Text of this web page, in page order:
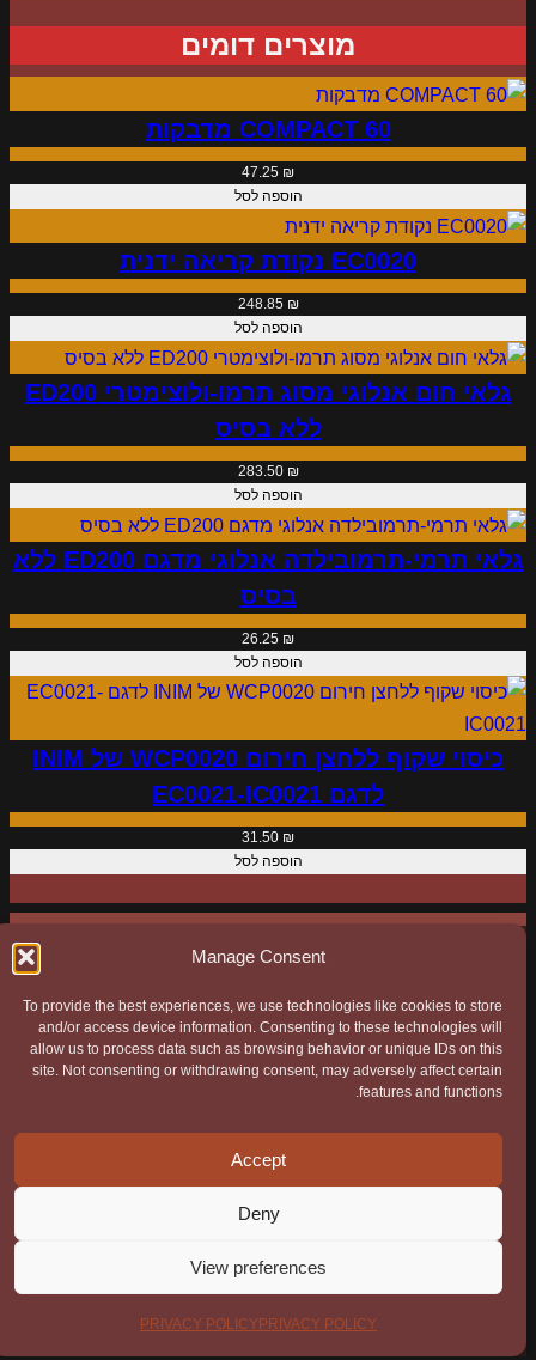
Manage Consent
To provide the best experiences, we use technologies like cookies to store
and/or access device information. Consenting to these technologies will
allow us to process data such as browsing behavior or unique IDs on this
site. Not consenting or withdrawing consent, may adversely affect certain
features and functions.
Accept
Deny
View preferences
PRIVACY POLICY
PRIVACY POLICY
א
פ
י
א
נ
ו
ג
י
ל
א
ס
י
ס
ו
ק
מוצרים דומים
COMPACT 60 מדבקות
47.25 ₪
הוספה לסל
EC0020 נקודת קריאה ידנית
248.85 ₪
הוספה לסל
גלאי חום אנלוגי מסוג תרמו-ולוצימטרי ED200
ללא בסיס
283.50 ₪
הוספה לסל
גלאי תרמי-תרמובילדה אנלוגי מדגם ED200 ללא
בסיס
26.25 ₪
הוספה לסל
כיסוי שקוף ללחצן חירום WCP0020 של INIM
לדגם EC0021-IC0021
31.50 ₪
הוספה לסל
כל הפרטים המתבקשים באתר נשלחים ישירות לחברה ואין
בהם אף שימוש מחוצה לה. ה"Cookies" באתר משומשים
אך ורק לשימושיות האתר ולא להעברת פרטים על
המשתמש. אף אחד מהפרטים לא מועבר למקומות מעבר
לאתר.
א.גילוי אש
Privacy policy|Terms and
Conditions
TikTok